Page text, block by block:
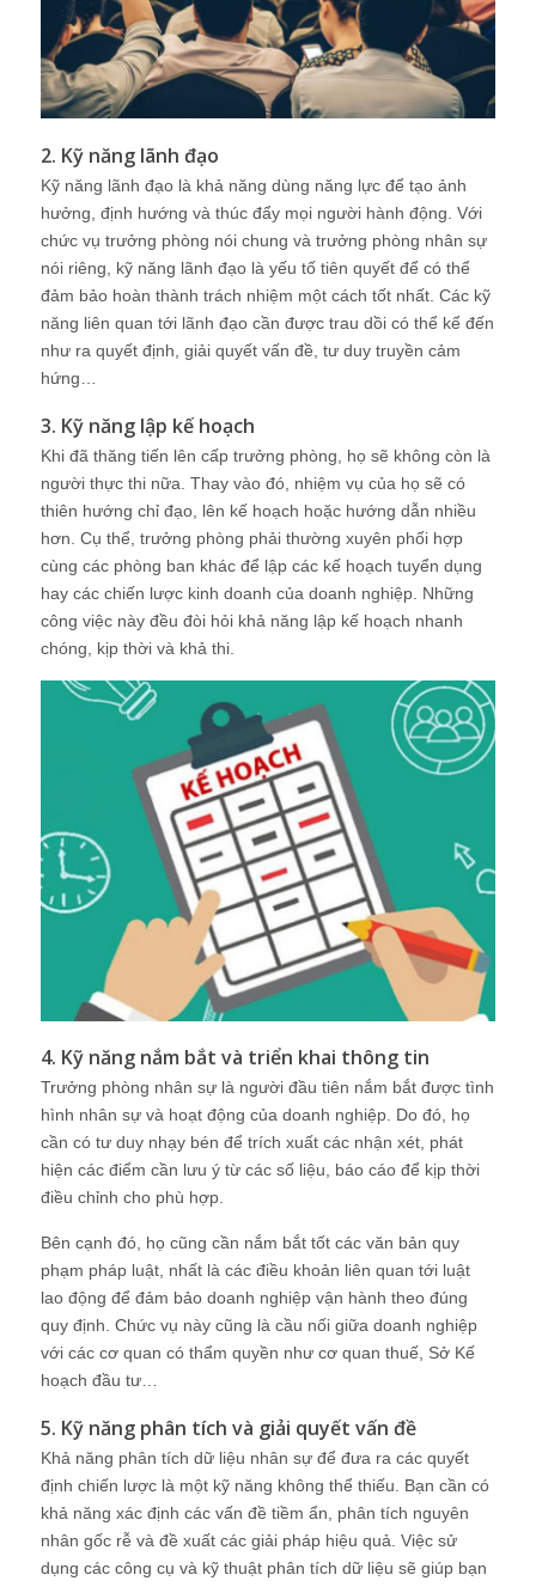
2. Kỹ năng lãnh đạo
Kỹ năng lãnh đạo là khả năng dùng năng lực để tạo ảnh
hưởng, định hướng và thúc đẩy mọi người hành động. Với
chức vụ trưởng phòng nói chung và trưởng phòng nhân sự
nói riêng, kỹ năng lãnh đạo là yếu tố tiên quyết để có thể
đảm bảo hoàn thành trách nhiệm một cách tốt nhất. Các kỹ
năng liên quan tới lãnh đạo cần được trau dồi có thể kể đến
như ra quyết định, giải quyết vấn đề, tư duy truyền cảm
hứng…
3. Kỹ năng lập kế hoạch
Khi đã thăng tiến lên cấp trưởng phòng, họ sẽ không còn là
người thực thi nữa. Thay vào đó, nhiệm vụ của họ sẽ có
thiên hướng chỉ đạo, lên kế hoạch hoặc hướng dẫn nhiều
hơn. Cụ thể, trưởng phòng phải thường xuyên phối hợp
cùng các phòng ban khác để lập các kế hoạch tuyển dụng
hay các chiến lược kinh doanh của doanh nghiệp. Những
công việc này đều đòi hỏi khả năng lập kế hoạch nhanh
chóng, kịp thời và khả thi.
4. Kỹ năng nắm bắt và triển khai thông tin
Trưởng phòng nhân sự là người đầu tiên nắm bắt được tình
hình nhân sự và hoạt động của doanh nghiệp. Do đó, họ
cần có tư duy nhạy bén để trích xuất các nhận xét, phát
hiện các điểm cần lưu ý từ các số liệu, báo cáo để kịp thời
điều chỉnh cho phù hợp.
Bên cạnh đó, họ cũng cần nắm bắt tốt các văn bản quy
phạm pháp luật, nhất là các điều khoản liên quan tới luật
lao động để đảm bảo doanh nghiệp vận hành theo đúng
quy định. Chức vụ này cũng là cầu nối giữa doanh nghiệp
với các cơ quan có thẩm quyền như cơ quan thuế, Sở Kế
hoạch đầu tư…
5. Kỹ năng phân tích và giải quyết vấn đề
Khả năng phân tích dữ liệu nhân sự để đưa ra các quyết
định chiến lược là một kỹ năng không thể thiếu. Bạn cần có
khả năng xác định các vấn đề tiềm ẩn, phân tích nguyên
nhân gốc rễ và đề xuất các giải pháp hiệu quả. Việc sử
dụng các công cụ và kỹ thuật phân tích dữ liệu sẽ giúp bạn